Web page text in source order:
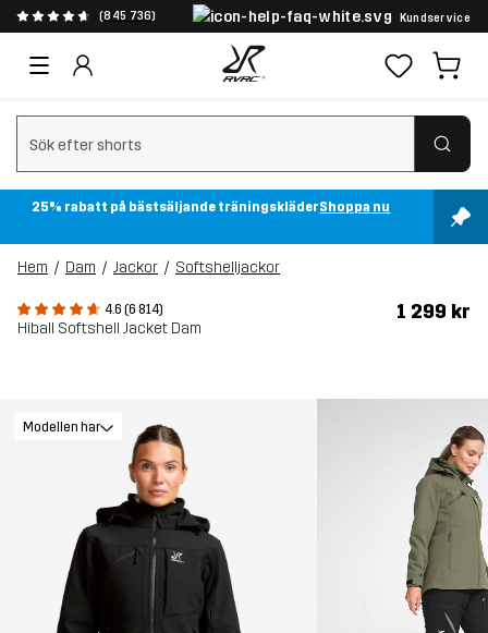
(845 736) Kundservice
Rensa sök
25% rabatt på bästsäljande träningskläderShoppa nu
Hem Dam Jackor Softshelljackor
4.6 (6 814)
Hiball Softshell Jacket Dam
1 299 kr
Modellen har